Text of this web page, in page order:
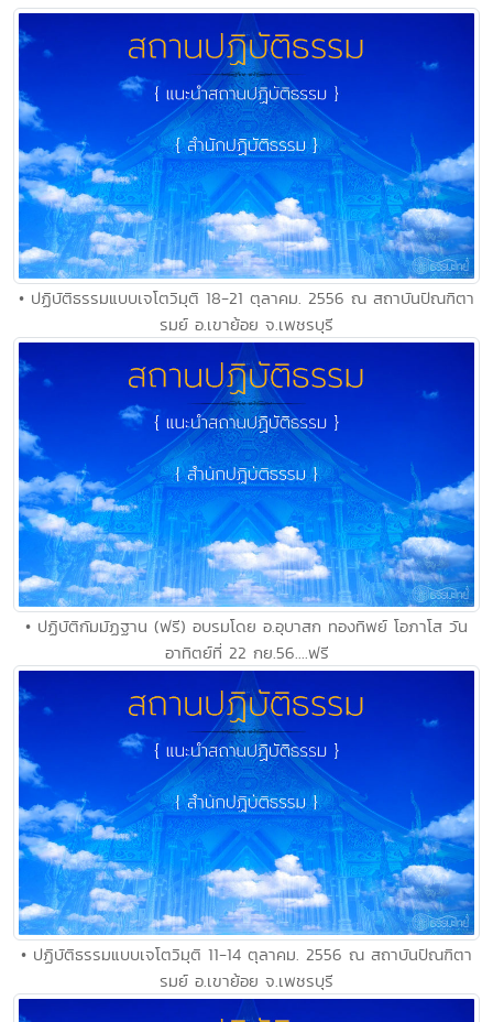
• ปฏิบัติธรรมแบบเจโตวิมุติ 18-21 ตุลาคม. 2556 ณ สถาบันปัณฑิตา
รมย์ อ.เขาย้อย จ.เพชรบุรี
• ปฏิบัติกัมมัฏฐาน (ฟรี) อบรมโดย อ.อุบาสก ทองทิพย์ โอภาโส วัน
อาทิตย์ที่ 22 กย.56....ฟรี
• ปฏิบัติธรรมแบบเจโตวิมุติ 11-14 ตุลาคม. 2556 ณ สถาบันปัณฑิตา
รมย์ อ.เขาย้อย จ.เพชรบุรี